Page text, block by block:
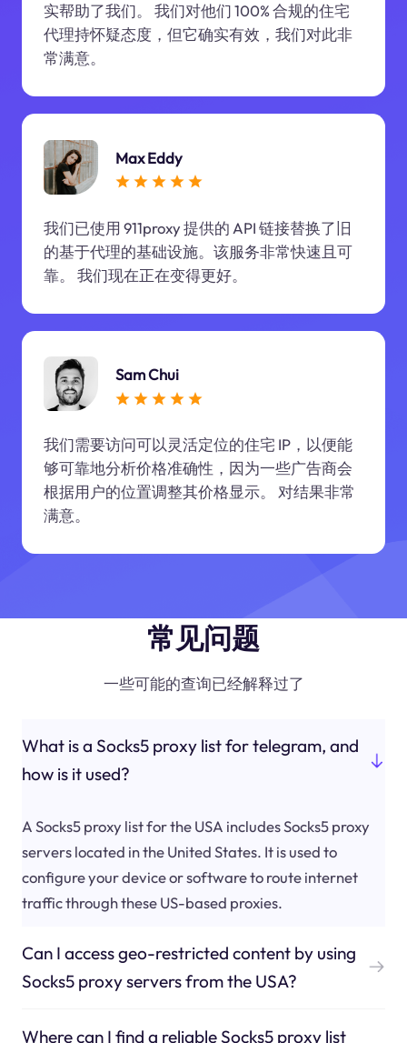
实帮助了我们。 我们对他们 100% 合规的住宅
代理持怀疑态度，但它确实有效，我们对此非
常满意。
Max Eddy
我们已使用 911proxy 提供的 API 链接替换了旧
的基于代理的基础设施。该服务非常快速且可
靠。 我们现在正在变得更好。
Sam Chui
我们需要访问可以灵活定位的住宅 IP，以便能
够可靠地分析价格准确性，因为一些广告商会
根据用户的位置调整其价格显示。 对结果非常
满意。
常见问题
一些可能的查询已经解释过了
What is a Socks5 proxy list for telegram, and
how is it used?
A Socks5 proxy list for the USA includes Socks5 proxy
servers located in the United States. It is used to
configure your device or software to route internet
traffic through these US-based proxies.
Can I access geo-restricted content by using
Socks5 proxy servers from the USA?
Where can I find a reliable Socks5 proxy list